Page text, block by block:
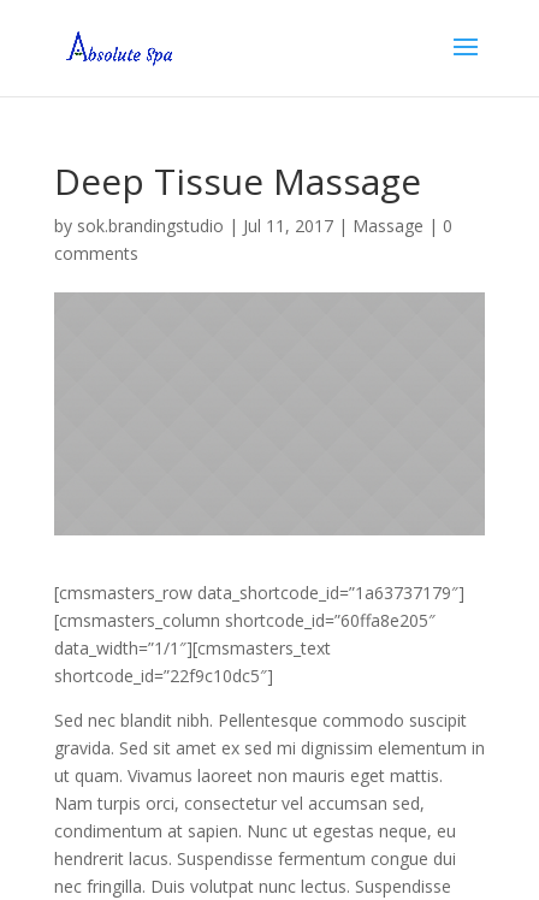
Deep Tissue Massage
by sok.brandingstudio | Jul 11, 2017| Massage | 0
comments
[cmsmasters_row data_shortcode_id=”1a63737179″]
[cmsmasters_column shortcode_id=”60ffa8e205″
data_width=”1/1″][cmsmasters_text
shortcode_id=”22f9c10dc5″]
Sed nec blandit nibh. Pellentesque commodo suscipit
gravida. Sed sit amet ex sed mi dignissim elementum in
ut quam. Vivamus laoreet non mauris eget mattis.
Nam turpis orci, consectetur vel accumsan sed,
condimentum at sapien. Nunc ut egestas neque, eu
hendrerit lacus. Suspendisse fermentum congue dui
nec fringilla. Duis volutpat nunc lectus. Suspendisse